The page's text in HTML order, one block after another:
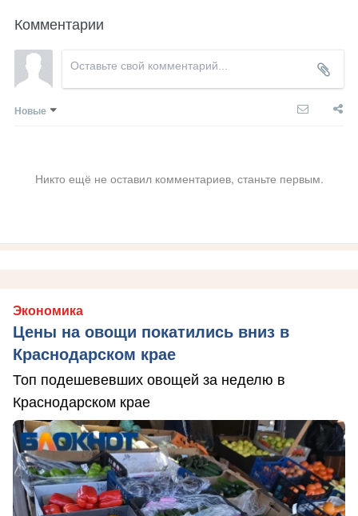
Комментарии
Новые
Никто ещё не оставил комментариев, станьте первым.
Экономика
Цены на овощи покатились вниз в
Краснодарском крае
Топ подешевевших овощей за неделю в
Краснодарском крае